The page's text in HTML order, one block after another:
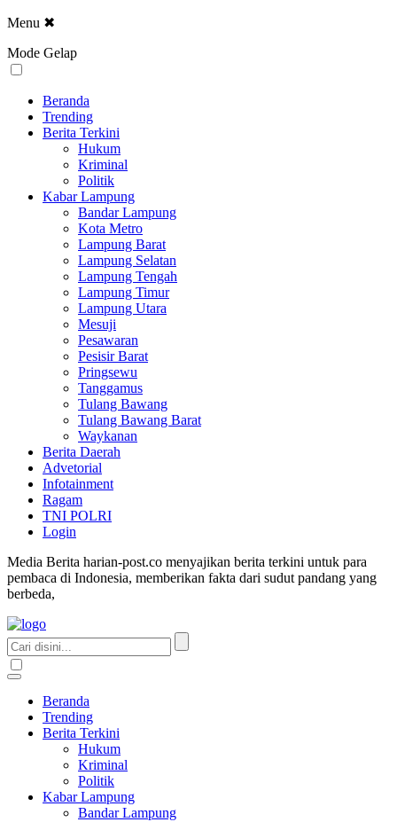
Menu ✖
Mode Gelap
Beranda
Trending
Berita Terkini
Hukum
Kriminal
Politik
Kabar Lampung
Bandar Lampung
Kota Metro
Lampung Barat
Lampung Selatan
Lampung Tengah
Lampung Timur
Lampung Utara
Mesuji
Pesawaran
Pesisir Barat
Pringsewu
Tanggamus
Tulang Bawang
Tulang Bawang Barat
Waykanan
Berita Daerah
Advetorial
Infotainment
Ragam
TNI POLRI
Login
Media Berita harian-post.co menyajikan berita terkini untuk para
pembaca di Indonesia, memberikan fakta dari sudut pandang yang
berbeda,
Beranda
Trending
Berita Terkini
Hukum
Kriminal
Politik
Kabar Lampung
Bandar Lampung